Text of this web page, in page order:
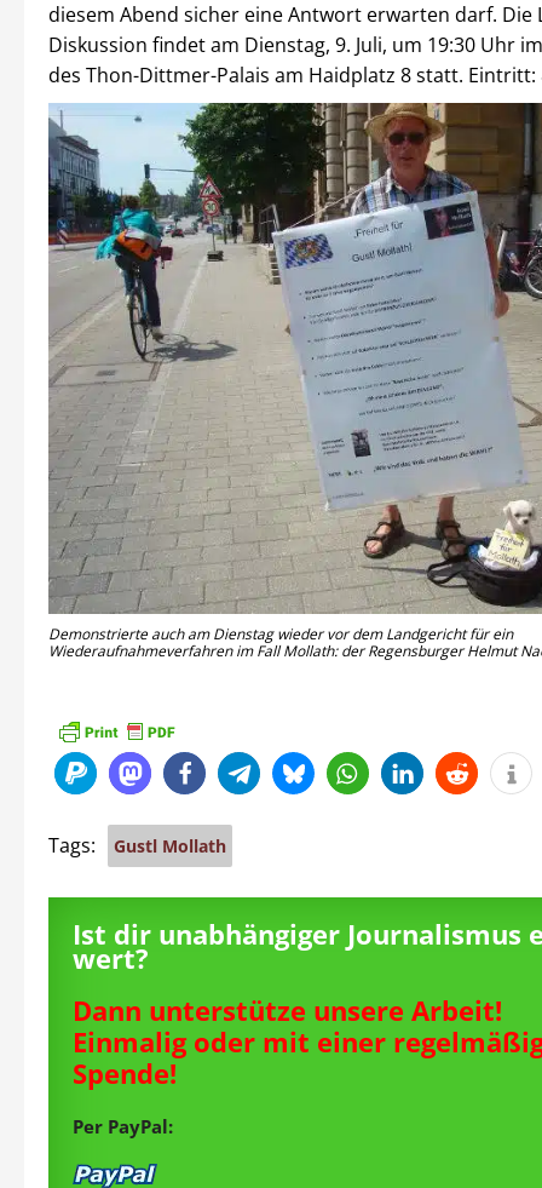
diesem Abend sicher eine Antwort erwarten darf. Die
Diskussion findet am Dienstag, 9. Juli, um 19:30 Uhr
des Thon-Dittmer-Palais am Haidplatz 8 statt. Eintritt:
Demonstrierte auch am Dienstag wieder vor dem Landgericht für ein
Wiederaufnahmeverfahren im Fall Mollath: der Regensburger Helmut
Tags: Gustl Mollath
Ist dir unabhängiger Journalismus
wert?
Dann unterstütze unsere Arbeit!
Einmalig oder mit einer
Spende!
Per PayPal: